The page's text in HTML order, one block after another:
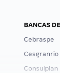
BANCAS
Cebraspe
Cesgranrio
Consulplan